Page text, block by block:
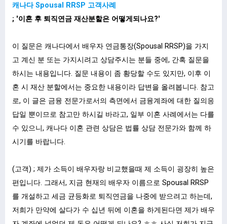
캐나다 Spousal RRSP 고객사례
; '이혼 후 퇴직연금 재산분할은 어떻게되나요?'
이 질문은 캐나다에서 배우자 연금통장(Spousal RRSP)을 가지
고 계신 분 또는 가지시려고 상담주시는 분들 중에, 간혹 질문을
하시는 내용입니다. 질문 내용이 좀 황당할 수도 있지만, 이후 이
혼 시 재산 분할에서는 중요한 내용이라 답변을 올려봅니다. 참고
로, 이 글은 금융 전문가로서의 측면에서 금융계좌에 대한 질의응
답일 뿐이므로 참고만 하시길 바라고, 일부 이혼 사례에서는 다를
수 있으니, 캐나다 이혼 관련 상담은 법률 상담 전문가와 함께 하
시기를 바랍니다.
(고객) ; 제가 소득이 배우자랑 비교했을때 제 소득이 굉장히 높은
편입니다. 그래서, 지금 현재의 배우자 이름으로 Spousal RRSP
를 개설하고 세금 균등화로 퇴직연금을 나중에 받으려고 하는데,
저희가 만약에 살다가 수 십년 뒤에 이혼을 하게된다면 제가 배우